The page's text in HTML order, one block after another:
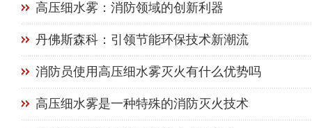
高压细水雾：消防领域的创新利器
丹佛斯森科：引领节能环保技术新潮流
消防员使用高压细水雾灭火有什么优势吗
高压细水雾是一种特殊的消防灭火技术